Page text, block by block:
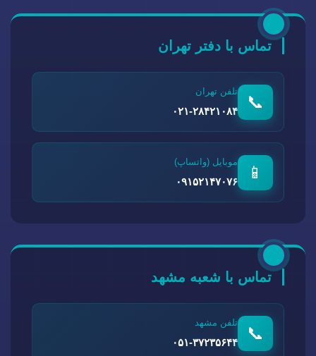
تماس با دفتر تهران
📞
تلفن تهران
۰۲۱-۲۸۴۲۱۰۸۴
📱
موبایل (واتساپ)
۰۹۱۵۲۱۴۷۰۷۶
تماس با شعبه مشهد
📞
تلفن مشهد
۰۵۱-۳۷۲۳۵۶۴۴